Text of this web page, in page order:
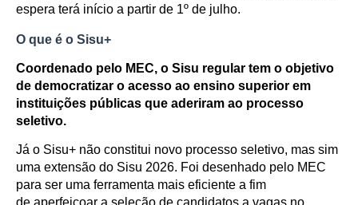
espera terá início a partir de 1º de julho.
O que é o Sisu+
Coordenado pelo MEC, o Sisu regular tem o objetivo
de democratizar o acesso ao ensino superior em
instituições públicas que aderiram ao processo
seletivo.
Já o Sisu+ não constitui novo processo seletivo, mas sim
uma extensão do Sisu 2026. Foi desenhado pelo MEC
para ser uma ferramenta mais eficiente a fim
de aperfeiçoar a seleção de candidatos a vagas no